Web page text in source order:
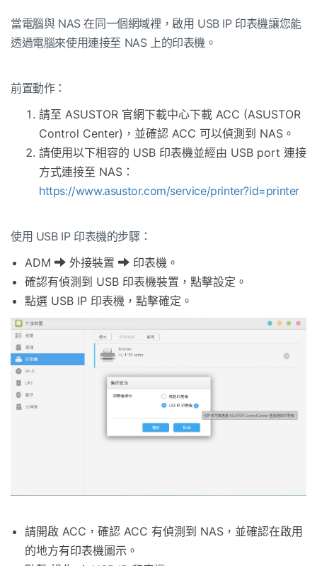
當電腦與 NAS 在同一個網域裡，啟用 USB IP 印表機讓您能
透過電腦來使用連接至 NAS 上的印表機。
前置動作：
請至 ASUSTOR 官網下載中心下載 ACC (ASUSTOR
Control Center)，並確認 ACC 可以偵測到 NAS。
請使用以下相容的 USB 印表機並經由 USB port 連接
方式連接至 NAS：
https://www.asustor.com/service/printer?id=printer
使用 USB IP 印表機的步驟：
ADM
外接裝置
印表機。
確認有偵測到 USB 印表機裝置，點擊設定。
點選 USB IP 印表機，點擊確定。
請開啟 ACC，確認 ACC 有偵測到 NAS，並確認在啟用
的地方有印表機圖示。